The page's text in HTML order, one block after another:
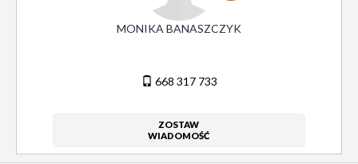
MONIKA BANASZCZYK
668 317 733
ZOSTAW
WIADOMOŚĆ